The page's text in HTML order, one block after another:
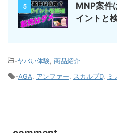
5
MNP案件
イントと
-ヤバい体験 商品紹介
-AGA アンファー スカルプD, ミ